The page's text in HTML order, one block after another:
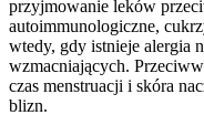
przyjmowanie leków
autoimmunologiczne,
wtedy, gdy istnieje alergia
wzmacniających.
czas menstruacji i skóra
blizn.